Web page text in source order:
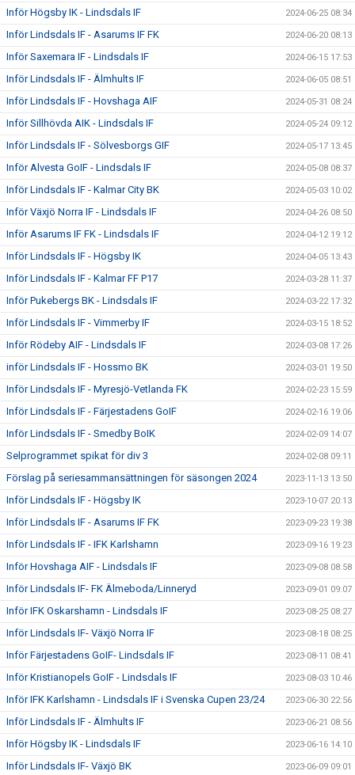
Inför Högsby IK - Lindsdals IF 2024-06-25 08:34
Inför Lindsdals IF - Asarums IF FK 2024-06-20 08:13
Inför Saxemara IF - Lindsdals IF 2024-06-15 17:53
Inför Lindsdals IF - Älmhults IF 2024-06-05 08:51
Inför Lindsdals IF - Hovshaga AIF 2024-05-31 08:24
Inför Sillhövda AIK - Lindsdals IF 2024-05-24 09:12
Inför Lindsdals IF - Sölvesborgs GIF 2024-05-17 13:45
Inför Alvesta GoIF - Lindsdals IF 2024-05-08 08:37
Inför Lindsdals IF - Kalmar City BK 2024-05-03 10:02
Inför Växjö Norra IF - Lindsdals IF 2024-04-26 08:50
Inför Asarums IF FK - Lindsdals IF 2024-04-12 19:12
Inför Lindsdals IF - Högsby IK 2024-04-05 13:43
Inför Lindsdals IF - Kalmar FF P17 2024-03-28 11:37
Inför Pukebergs BK - Lindsdals IF 2024-03-22 17:32
Inför Lindsdals IF - Vimmerby IF 2024-03-15 18:52
Inför Rödeby AIF - Lindsdals IF 2024-03-08 17:26
inför Lindsdals IF - Hossmo BK 2024-03-01 19:50
Inför Lindsdals IF - Myresjö-Vetlanda FK 2024-02-23 15:59
Inför Lindsdals IF - Färjestadens GoIF 2024-02-16 19:06
Inför Lindsdals IF - Smedby BoIK 2024-02-09 14:07
Selprogrammet spikat för div 3 2024-02-08 09:11
Förslag på seriesammansättningen för säsongen 2024 2023-11-13 13:50
Inför Lindsdals IF - Högsby IK 2023-10-07 20:13
Inför Lindsdals IF - Asarums IF FK 2023-09-23 19:38
Inför Lindsdals IF - IFK Karlshamn 2023-09-16 19:23
Inför Hovshaga AIF - Lindsdals IF 2023-09-08 08:58
Inför Lindsdals IF- FK Älmeboda/Linneryd 2023-09-01 09:07
Inför IFK Oskarshamn - Lindsdals IF 2023-08-25 08:27
Inför Lindsdals IF- Växjö Norra IF 2023-08-18 08:25
Inför Färjestadens GoIF- Lindsdals IF 2023-08-11 08:41
Inför Kristianopels GoIF - Lindsdals IF 2023-08-03 10:46
Inför IFK Karlshamn - Lindsdals IF i Svenska Cupen 23/24 2023-06-30 22:56
Inför Lindsdals IF - Älmhults IF 2023-06-21 08:56
Inför Högsby IK - Lindsdals IF 2023-06-16 14:10
Inför Lindsdals IF- Växjö BK 2023-06-09 09:01